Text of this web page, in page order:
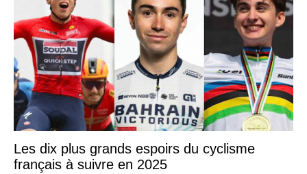
Les dix plus grands espoirs du cyclisme
français à suivre en 2025